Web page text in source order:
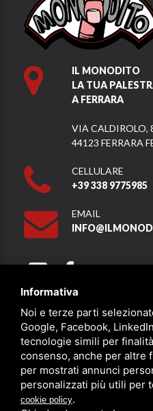
IL MONODITO
LA TUA
A FERRARA
VIA CALDIROLO,
44123 FERRARA
CELLULARE
+39 338 9775985
EMAIL
Informativa
Noi e terze parti
Google, Facebook,
tecnologie simili per
consenso, anche per altre
per mostrati annunci
personalizzati più utili per
cookie policy.